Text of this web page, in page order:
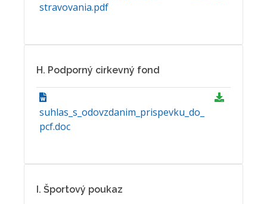
stravovania.pdf
H. Podporný cirkevný fond
suhlas_s_odovzdanim_prispevku_do_
pcf.doc
I. Športový poukaz